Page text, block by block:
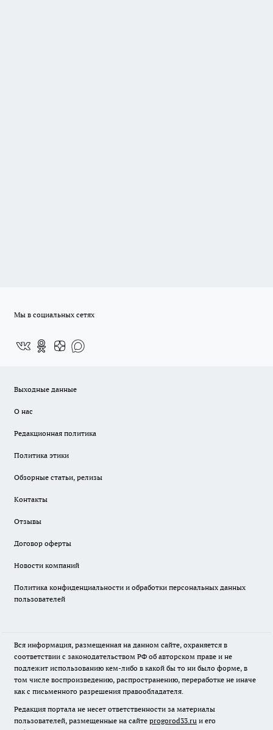
Мы в социальных сетях
Выходные данные
О нас
Редакционная политика
Политика этики
Обзорные статьи, релизы
Контакты
Отзывы
Договор оферты
Новости компаний
Политика конфиденциальности и обработки персональных данных
пользователей
Вся информация, размещенная на данном сайте, охраняется в
соответствии с законодательством РФ об авторском праве и не
подлежит использованию кем-либо в какой бы то ни было форме, в
том числе воспроизведению, распространению, переработке не иначе
как с письменного разрешения правообладателя.
Редакция портала не несет ответственности за материалы
пользователей, размещенные на сайте progorod33.ru и его